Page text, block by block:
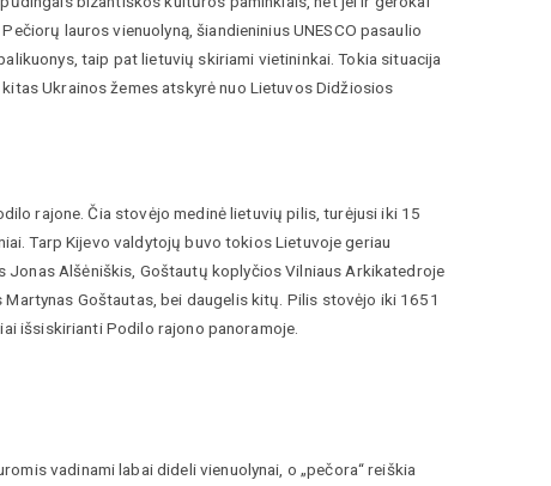
lauros vienuolyną, šiandieninius UNESCO pasaulio
taip pat lietuvių skiriami vietininkai. Tokia situacija
Ukrainos žemes atskyrė nuo Lietuvos Didžiosios
rajone. Čia stovėjo medinė lietuvių pilis, turėjusi iki 15
Tarp Kijevo valdytojų buvo tokios Lietuvoje geriau
Alšėniškis, Goštautų koplyčios Vilniaus Arkikatedroje
Goštautas, bei daugelis kitų. Pilis stovėjo iki 1651
išsiskirianti Podilo rajono panoramoje.
vadinami labai dideli vienuolynai, o „pečora“ reiškia